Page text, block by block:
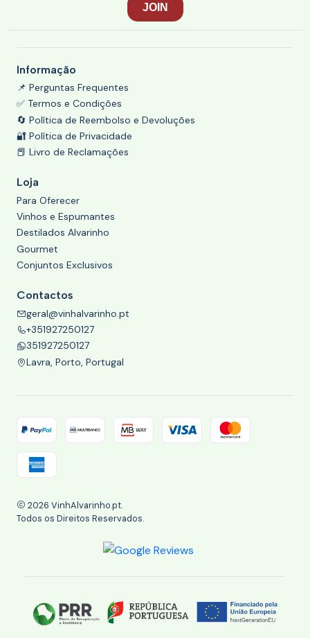
Informação
📌 Perguntas Frequentes
✅ Termos e Condições
🔄 Política de Reembolso e Devoluções
🔐 Política de Privacidade
📕 Livro de Reclamações
Loja
Para Oferecer
Vinhos e Espumantes
Destilados Alvarinho
Gourmet
Conjuntos Exclusivos
Contactos
geral@vinhalvarinho.pt
+351927250127
351927250127
Lavra, Porto, Portugal
2026 VinhAlvarinho.pt.
Todos os Direitos Reservados.